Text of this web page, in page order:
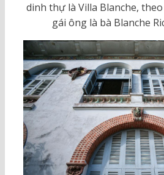
dinh thự là Villa Blanche,
gái ông là bà Blanche